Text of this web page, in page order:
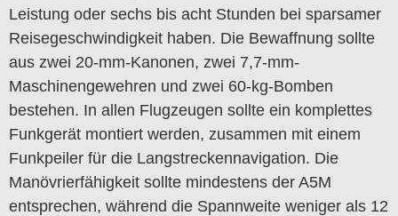
Leistung oder sechs bis acht Stunden bei sparsamer
Reisegeschwindigkeit haben. Die Bewaffnung sollte
aus zwei 20-mm-Kanonen, zwei 7,7-mm-
Maschinengewehren und zwei 60-kg-Bomben
bestehen. In allen Flugzeugen sollte ein komplettes
Funkgerät montiert werden, zusammen mit einem
Funkpeiler für die Langstreckennavigation. Die
Manövrierfähigkeit sollte mindestens der A5M
entsprechen, während die Spannweite weniger als 12